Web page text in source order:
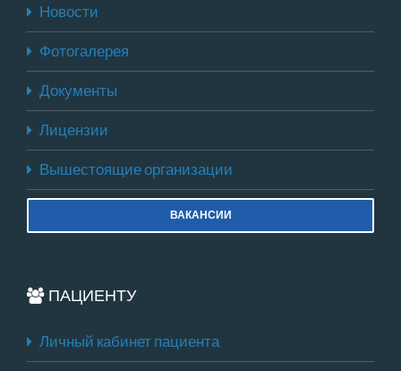
Новости
Фотогалерея
Документы
Лицензии
Вышестоящие организации
ВАКАНСИИ
ПАЦИЕНТУ
Личный кабинет пациента